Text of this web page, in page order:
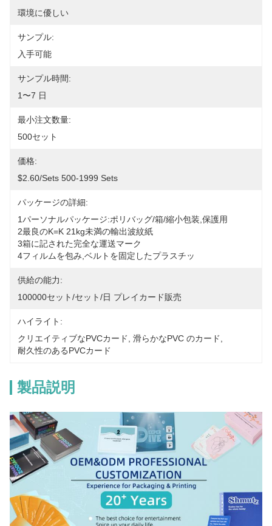
環境に優しい
サンプル:
入手可能
サンプル時間:
1〜7 日
最小注文数量:
500セット
価格:
$2.60/sets 500-1999 Sets
パッケージの詳細:
1パーソナルパッケージ:ポリバッグ/箱/縮小包装,保護用
2最良のK=K 21kg未満の輸出波紋紙
3箱に記された完全な運送マーク
4フィルムを包み,ベルトを固定したプラスチッ
供給の能力:
100000セット/セット/日 プレイカード販売
ハイライト:
クリエイティブなPVCカード
滑らかなPVC のカード
耐久性のあるPVCカード
製品説明